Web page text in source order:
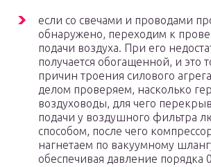
если со свечами и проводами
обнаружено, переходим к
подачи воздуха. При его
получается обогащенной, и это
причин троения силового
делом проверяем, насколько
воздуховоды, для чего
подачи у воздушного фильтра
способом, после чего
нагнетаем по вакуумному
обеспечивая давление порядка